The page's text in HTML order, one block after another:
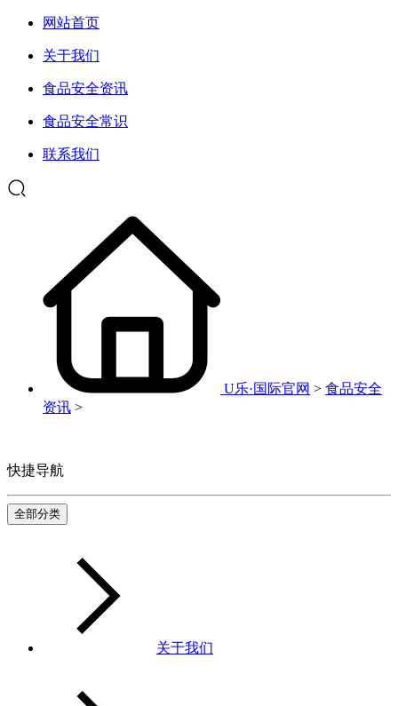
网站首页
关于我们
食品安全资讯
食品安全常识
联系我们
U乐·国际官网 > 食品安全
资讯 >
快捷导航
全部分类
关于我们